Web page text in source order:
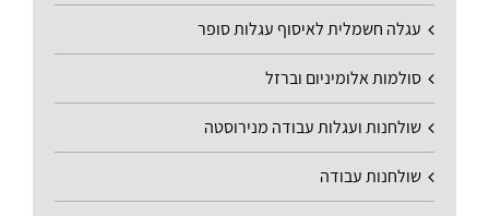
עגלה חשמלית לאיסוף עגלות סופר
סולמות אלומיניום וברזל
שולחנות ועגלות עבודה מנירוסטה
שולחנות עבודה